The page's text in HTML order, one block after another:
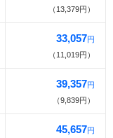
（13,379円）
33,057円
（11,019円）
39,357円
（9,839円）
45,657円